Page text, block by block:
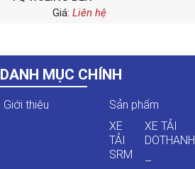
Giá: Liên hệ
DANH MỤC CHÍNH
Giới thiệu
Sản phẩm
XE
TẢI
SRM
XE TẢI
DOTHANH
–